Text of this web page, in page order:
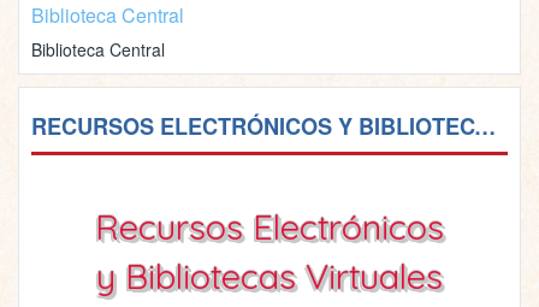
Biblioteca Central
Biblioteca Central
RECURSOS ELECTRÓNICOS Y BIBLIOTECAS VIRTUALES
Recursos Electrónicos
y Bibliotecas Virtuales